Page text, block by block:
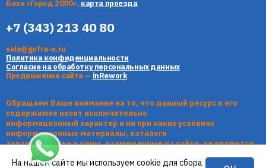
База «Город 2000», карта проезда
+7 (343) 213 40 80
sale@gofra-e.ru
Политика конфиденциальности
Согласие на обработку персональных данных
Продвижение сайта — inRework
Обращаем Ваше внимание на то, что данный ресурс и его
содержимое носит исключительно
информационный характер и ни при каких условиях
информационные материалы, каталоги
товаров, статьи и цены, размещенные на сайте, не являются
публичной офертой, определяемой
положениями Статьи 437 Гражданского кодекса РФ.
На нашем сайте мы используем cookie для сбора